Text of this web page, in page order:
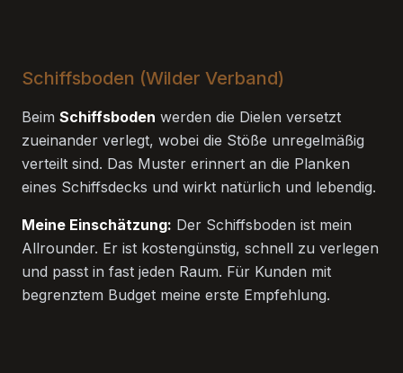
Schiffsboden (Wilder Verband)
Beim Schiffsboden werden die Dielen versetzt
zueinander verlegt, wobei die Stöße unregelmäßig
verteilt sind. Das Muster erinnert an die Planken
eines Schiffsdecks und wirkt natürlich und lebendig.
Meine Einschätzung: Der Schiffsboden ist mein
Allrounder. Er ist kostengünstig, schnell zu verlegen
und passt in fast jeden Raum. Für Kunden mit
begrenztem Budget meine erste Empfehlung.